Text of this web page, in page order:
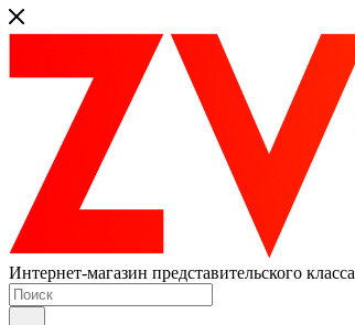
Интернет-магазин представительского класса